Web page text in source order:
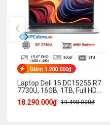
Giảm 1.200.000₫
Laptop Dell 15 DC15255 R7
7730U, 16GB, 1TB, Full HD
120Hz
18.290.000₫ 19.490.000₫
‹